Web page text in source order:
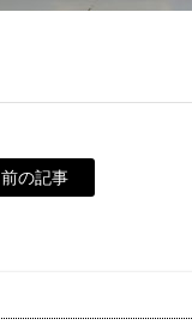
前の記事